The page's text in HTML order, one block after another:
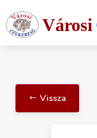
Városi
Vissza